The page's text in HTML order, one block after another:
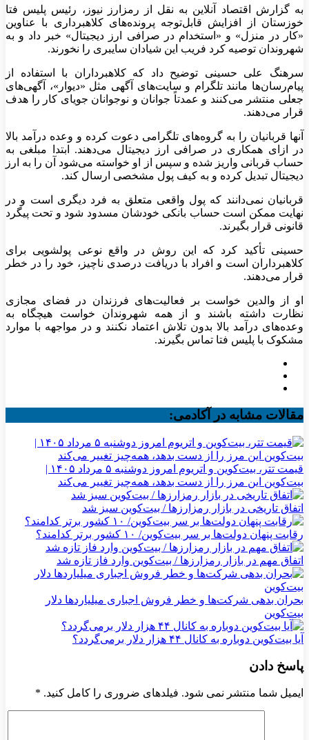
به گزارش اقتصاد آنلاین به نقل از رمزارز نیوز، رئیس پلیس فتا
خوزستان از افزایش قابل‌توجه پرونده‌های کلاهبرداری با عناوین
«کار در منزل» و «استخدام در صرافی ارز دیجیتال» خبر داد و به
شهروندان توصیه کرد فریب این شیادان سایبری را نخورند.
سرهنگ علی حسینی توضیح داد که کلاهبرداران با استفاده از
پیام‌رسان‌ها مانند تلگرام و سایت‌های آگهی مثل «دیوار»، آگهی‌های
جعلی منتشر می‌کنند و عمدتاً جوانان و نوجوانان جویای کار را هدف
قرار می‌دهند.
آنها قربانیان را به گروه‌های تلگرامی دعوت کرده و وعده درآمد بالا
در ازای همکاری در صرافی ارز دیجیتال می‌دهند. ابتدا مبلغی به
حساب قربانی واریز شده و سپس از او خواسته می‌شود آن را به ارز
دیجیتال تبدیل کرده و به کیف پول مشخصی ارسال کند.
قربانیان نمی‌دانند که پول واقعی متعلق به فرد دیگری است و در
نهایت ممکن است حساب بانکی خودشان مسدود شود و تحت پیگرد
قانونی قرار بگیرند.
حسینی تأکید کرد که این روش در واقع نوعی پولشویی برای
کلاهبرداران است و افراد با دریافت درصدی ناچیز، خود را در خطر
قرار می‌دهند.
او از والدین خواست بر فعالیت‌های فرزندان در فضای مجازی
نظارت داشته باشند و از همه شهروندان خواست هیچگاه به
وعده‌های درآمد بالا بدون تلاش اعتماد نکنند و در مواجهه با موارد
مشکوک با پلیس فتا تماس بگیرند.
مقالات مشابه در آکادمی:
قیمت تتر، بیت‌کوین و اتریوم امروز دوشنبه ۵ مرداد ۱۴۰۵ |
بیت‌کوین این مرز را از دست بدهد، همه‌چیز تغییر می‌کند
اتفاق تاریخی در بازار رمزارزها / بیت‌کوین سبز شد
رقابت پنهان دولت‌ها بر سر بیت‌کوین/ ۱۰ کشور برتر کدامند؟
اتفاق مهم در بازار رمزارزها / بیت‌کوین وارد فاز تازه شد
بحران بدهی شرکت‌ها و خطر فروش اجباری میلیاردها دلار
بیت‌کوین
آیا بیت‌کوین دوباره به کانال ۴۴ هزار دلار برمی‌گردد؟
پاسخ دادن
ایمیل شما منتشر نمی شود. فیلدهای ضروری را کامل کنید. *